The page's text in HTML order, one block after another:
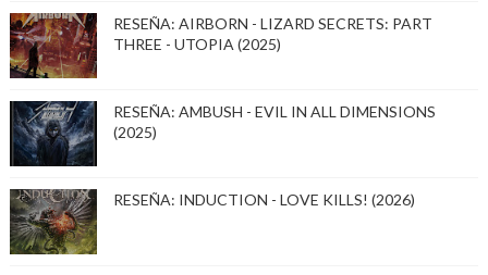
RESEÑA: AIRBORN - LIZARD SECRETS: PART
THREE - UTOPIA (2025)
RESEÑA: AMBUSH - EVIL IN ALL DIMENSIONS
(2025)
RESEÑA: INDUCTION - LOVE KILLS! (2026)